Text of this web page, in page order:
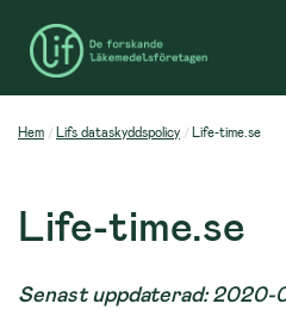
Hem Lifs dataskyddspolicy Life-time.se
Life-time.se
Senast uppdaterad: 2020-